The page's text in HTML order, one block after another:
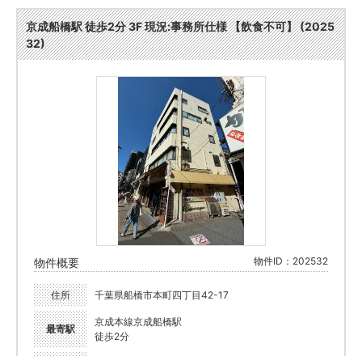
京成船橋駅 徒歩2分 3F 現況:事務所仕様 【飲食不可】 (2025
32)
物件概要 物件ID：202532
住所 千葉県船橋市本町四丁目42-17
最寄駅
京成本線京成船橋駅
徒歩2分